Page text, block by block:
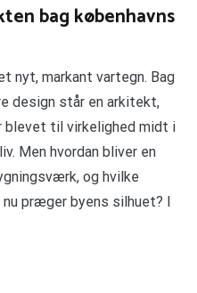
bag københavns
nyt, markant vartegn. Bag
design står en arkitekt,
blevet til virkelighed midt i
Men hvordan bliver en
og hvilke
nu præger byens silhuet? I